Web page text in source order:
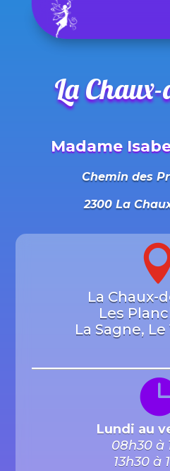
La
Madame
Chemin des
2300 La
La Chaux-
Les
La Sagne,
Lundi au
08h30 à
13h30 à